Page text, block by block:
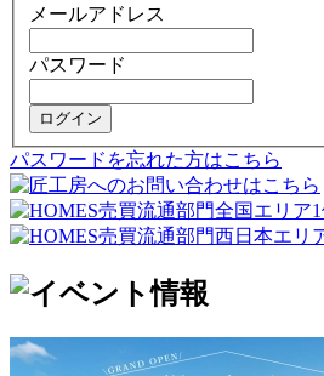
メールアドレス
パスワード
ログイン
パスワードを忘れた方はこちら